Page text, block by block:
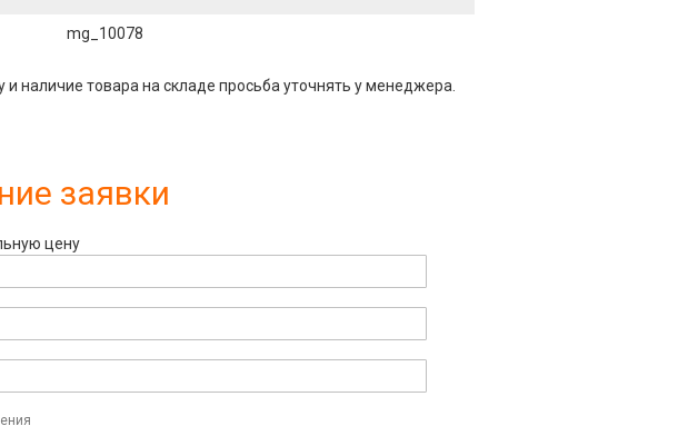
mg_10078
наличие товара на складе просьба уточнять у менеджера.
заявки
цену